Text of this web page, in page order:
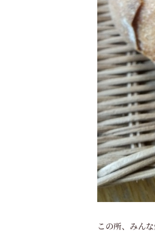
この所、みん